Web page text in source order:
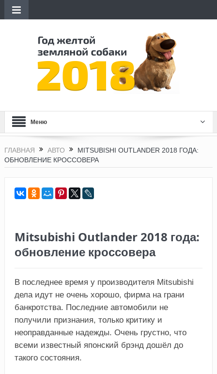
Меню
ГЛАВНАЯ АВТО
MITSUBISHI OUTLANDER 2018 ГОДА:
ОБНОВЛЕНИЕ КРОССОВЕРА
Mitsubishi Outlander 2018 года:
обновление кроссовера
В последнее время у производителя Mitsubishi
дела идут не очень хорошо, фирма на грани
банкротства. Последние автомобили не
получили признания, только критику и
неоправданные надежды. Очень грустно, что
всеми известный японский брэнд дошёл до
такого состояния.